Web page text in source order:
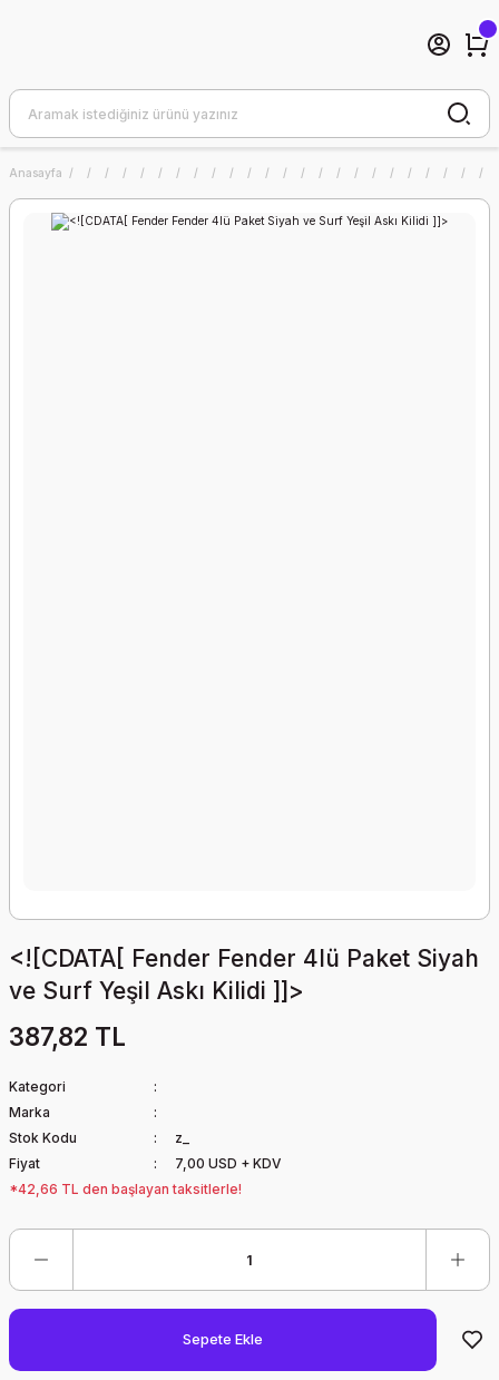
Anasayfa
<![CDATA[ Fender Fender 4lü Paket Siyah
ve Surf Yeşil Askı Kilidi ]]>
387,82 TL
Kategori
Marka
Stok Kodu
z_
Fiyat
7,00 USD + KDV
*42,66 TL den başlayan taksitlerle!
Sepete Ekle